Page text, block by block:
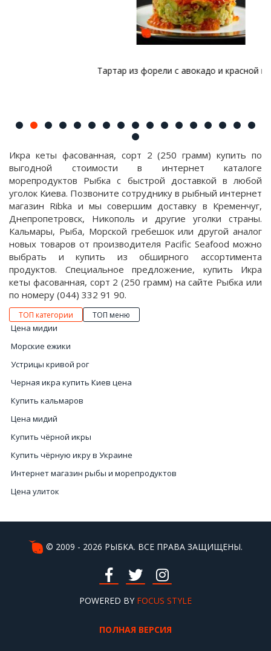
Тартар из форели с авокадо и красной икрой
Икра кеты фасованная, сорт 2 (250 грамм) купить по
выгодной стоимости в интернет каталоге
морепродуктов Рыбка с быстрой доставкой в любой
уголок Киева. Позвоните сотруднику в рыбный интернет
магазин Ribka и мы совершим доставку в Кременчуг,
Днепропетровск, Никополь и другие уголки страны.
Кальмары, Рыба, Морской гребешок или другой аналог
новых товаров от производителя Pacific Seafood можно
выбрать и купить из обширного ассортимента
продуктов. Специальное предложение, купить Икра
кеты фасованная, сорт 2 (250 грамм) на сайте Рыбка или
по номеру (044) 332 91 90.
ТОП категории ТОП меню
Цена мидии
Морские ежики
Устрицы кривой рог
Черная икра купить Киев цена
Купить кальмаров
Цена мидий
Купить чёрной икры
Купить чёрную икру в Украине
Интернет магазин рыбы и морепродуктов
Цена улиток
Кальмар стоимость
Сушеная и вяленая рыба
© 2009 - 2026 РЫБКА. ВСЕ ПРАВА ЗАЩИЩЕНЫ.
POWERED BY FOCUS STYLE
ПОЛНАЯ ВЕРСИЯ